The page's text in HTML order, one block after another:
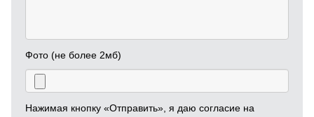
Фото (не более 2мб)
Нажимая кнопку «Отправить», я даю согласие на